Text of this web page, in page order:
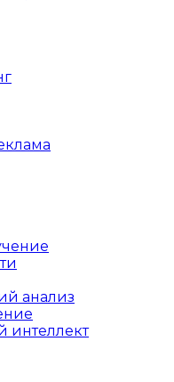
анализ
интеллект